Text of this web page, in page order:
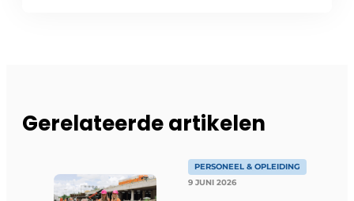
Gerelateerde artikelen
PERSONEEL & OPLEIDING
9 JUNI 2026